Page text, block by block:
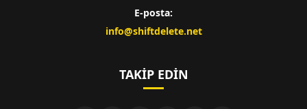
E-posta:
info@shiftdelete.net
TAKIP EDIN